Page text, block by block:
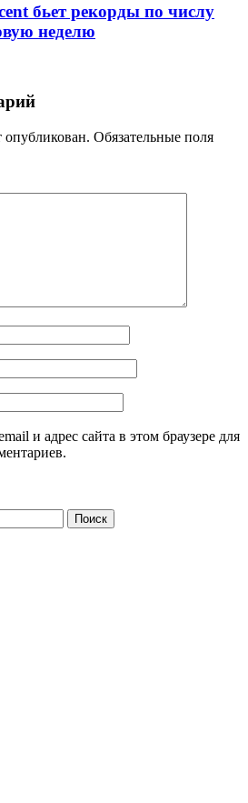
бьет рекорды по числу
неделю
опубликован. Обязательные поля
и адрес сайта в этом браузере для